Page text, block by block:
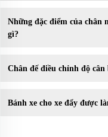
Những đặc điểm của chân
gì?
Chân đế điều chỉnh độ
Bánh xe cho xe đẩy được